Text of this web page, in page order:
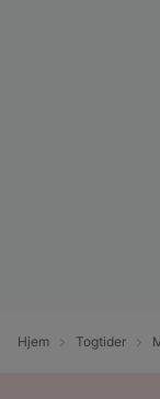
Hjem Togtider